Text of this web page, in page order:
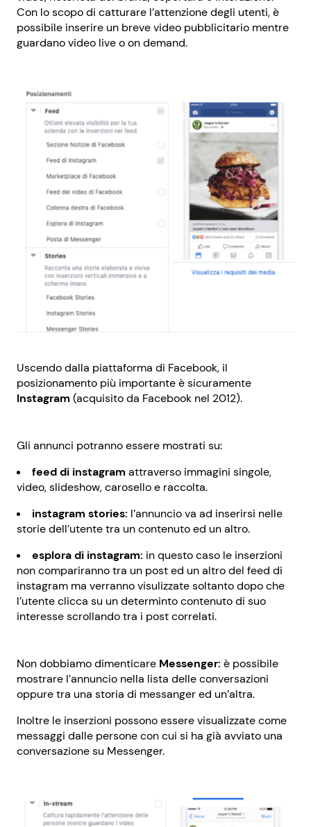
Con lo scopo di catturare l’attenzione degli utenti, è
possibile inserire un breve video pubblicitario mentre
guardano video live o on demand.
Uscendo dalla piattaforma di Facebook, il
posizionamento più importante è sicuramente
Instagram (acquisito da Facebook nel 2012).
Gli annunci potranno essere mostrati su:
feed di instagram attraverso immagini singole,
video, slideshow, carosello e raccolta.
instagram stories: l’annuncio va ad inserirsi nelle
storie dell’utente tra un contenuto ed un altro.
esplora di instagram: in questo caso le inserzioni
non compariranno tra un post ed un altro del feed di
instagram ma verranno visulizzate soltanto dopo che
l’utente clicca su un determinto contenuto di suo
interesse scrollando tra i post correlati.
Non dobbiamo dimenticare Messenger: è possibile
mostrare l’annuncio nella lista delle conversazioni
oppure tra una storia di messanger ed un’altra.
Inoltre le inserzioni possono essere visualizzate come
messaggi dalle persone con cui si ha già avviato una
conversazione su Messenger.